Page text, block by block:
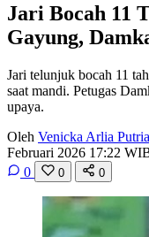
Jari Bocah 11
Gayung,
Jari telunjuk bocah 11
saat mandi. Petugas
upaya.
Oleh Venicka Arlia
Februari 2026 17:22
0
0 0